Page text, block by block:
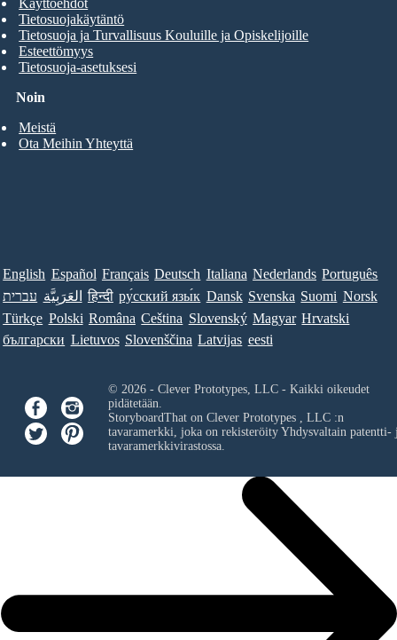
Noin
Meistä
Ota Meihin Yhteyttä
Tietosuojakäytäntö
Tietosuoja ja Turvallisuus Kouluille ja Opiskelijoille
Esteettömyys
Tietosuoja-asetuksesi
English Español Français Deutsch Italiana Nederlands Português
עברית العَرَبِيَّة हिन्दी ру́сский язы́к Dansk Svenska Suomi Norsk
Türkçe Polski Româna Ceština Slovenský Magyar Hrvatski
български Lietuvos Slovenščina Latvijas eesti
© 2026 - Clever Prototypes, LLC - Kaikki oikeudet
pidätetään.
StoryboardThat on Clever Prototypes , LLC:n
tavaramerkki, joka on rekisteröity Yhdysvaltain patentti-
tavaramerkkivirastossa.